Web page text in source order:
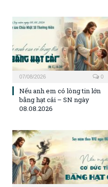
07/08/2026 0
Nếu anh em có lòng tin lớn
bằng hạt cải – SN ngày
08.08.2026